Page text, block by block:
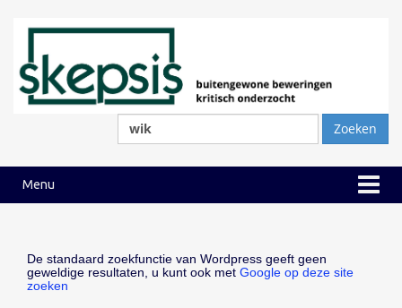
Zoeken
naar:
Menu
De standaard zoekfunctie van Wordpress geeft geen
geweldige resultaten, u kunt ook met Google op deze site
zoeken